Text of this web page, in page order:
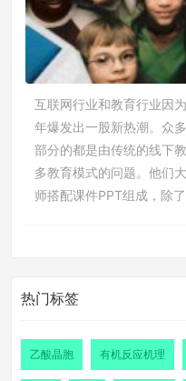
互联网行业和教育行业因
年爆发出一股新热潮。众
部分的都是由传统的线下
多教育模式的问题。他们
师搭配课件PPT组成，除
热门标签
乙酸晶胞 有机反应机理